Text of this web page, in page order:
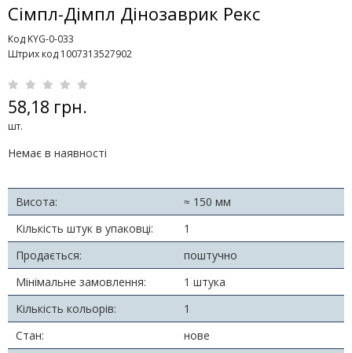
Сімпл-Дімпл Дінозаврик Рекс
Код KYG-0-033
Штрих код 1007313527902
58,18 грн.
шт.
Немає в наявності
Висота:
≈ 150 мм
Кількість штук в упаковці:
1
Продається:
поштучно
Мінімальне замовлення:
1 штука
Кількість кольорів:
1
Стан:
нове